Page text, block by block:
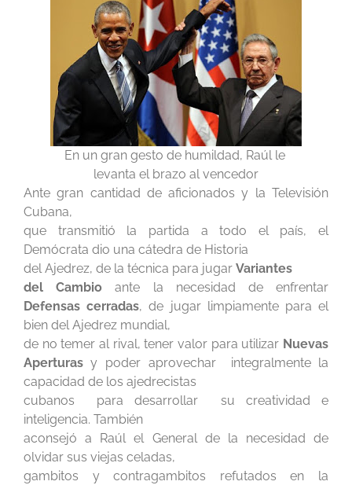
En un gran gesto de humildad, Raúl le
levanta el brazo al vencedor
Ante gran cantidad de aficionados y la Televisión
Cubana,
que transmitió la partida a todo el país, el
Demócrata dio una cátedra de Historia
del Ajedrez, de la técnica para jugar Variantes
del Cambio ante la necesidad de enfrentar
Defensas cerradas, de jugar limpiamente para el
bien del Ajedrez mundial,
de no temer al rival, tener valor para utilizar Nuevas
Aperturasy poder aprovechar integralmente la
capacidad de los ajedrecistas
cubanos para desarrollar su creatividad e
inteligencia. También
aconsejó a Raúl el General de la necesidad de
olvidar sus viejas celadas,
gambitos y contragambitos refutados en la